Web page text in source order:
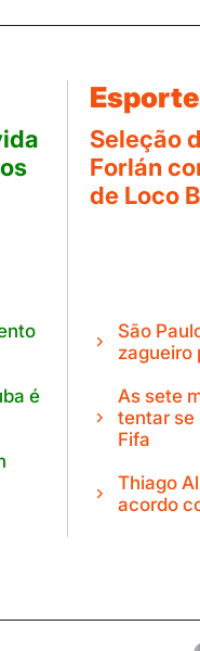
é
Seleção
Forlán
de Loco
São
zagueiro
As sete
tentar se
Fifa
Thiago
acordo